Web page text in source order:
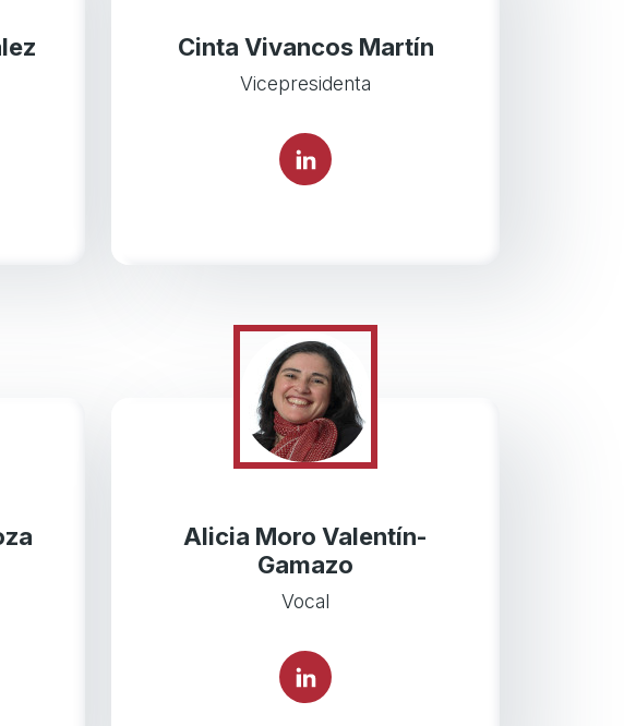
Cinta Vivancos Martín
Vicepresidenta
Alicia Moro Valentín-
Gamazo
Vocal